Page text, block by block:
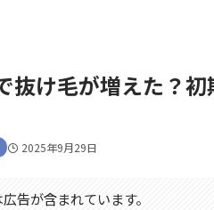
抜け毛が増えた？
2025年9月29日
告が含まれています。